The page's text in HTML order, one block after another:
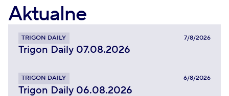
Aktualne
TRIGON DAILY 7/8/2026
Trigon Daily 07.08.2026
TRIGON DAILY 6/8/2026
Trigon Daily 06.08.2026